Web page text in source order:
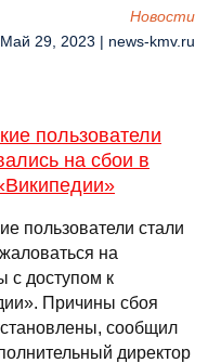
Новости
29, 2023 | news-kmv.ru
пользователи
на сбои в
пользователи стали
на
с доступом к
Причины сбоя
сообщил
директор